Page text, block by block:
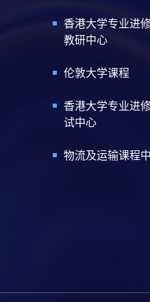
香港大学专业进
教研中心
伦敦大学课程
香港大学专业进
试中心
物流及运输课程